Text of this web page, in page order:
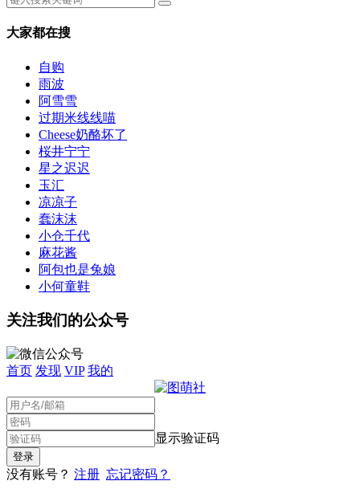
大家都在搜
自购
雨波
阿雪雪
过期米线线喵
Cheese奶酪坏了
桜井宁宁
星之迟迟
玉汇
凉凉子
蠢沫沫
小仓千代
麻花酱
阿包也是兔娘
小何童鞋
关注我们的公众号
首页 发现 VIP 我的
显示验证码
没有账号？ 注册 忘记密码？